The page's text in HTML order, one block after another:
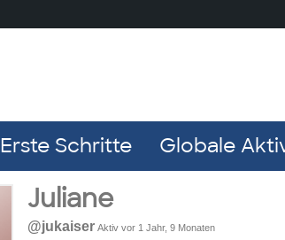
Erste Schritte Globale
Juliane
@jukaiser Aktiv vor 1 Jahr, 9 Monaten